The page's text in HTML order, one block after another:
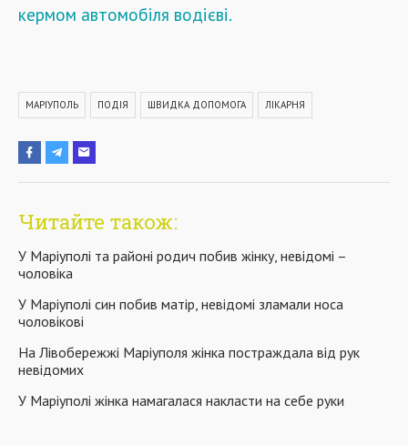
кермом автомобіля водієві.
МАРІУПОЛЬ ПОДІЯ ШВИДКА ДОПОМОГА ЛІКАРНЯ
Читайте також:
У Маріуполі та районі родич побив жінку, невідомі –
чоловіка
У Маріуполі син побив матір, невідомі зламали носа
чоловікові
На Лівобережжі Маріуполя жінка постраждала від рук
невідомих
У Маріуполі жінка намагалася накласти на себе руки